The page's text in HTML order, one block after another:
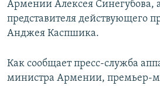
Армении Алексея Синегубова,
представителя действующего
Анджея Каспшика.
Как сообщает пресс-служба
министра Армении, премьер-